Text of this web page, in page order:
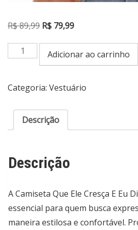
R$89,99 O
original
era:
R$ 89,99.
R$ 79,99O
atual
é:
R$ 79,99.
Camiseta
Que
Cresça
E
Diminua
Frases
Adicionar ao carrinho
Categoria: Vestuário
Descrição
Descrição
A Camiseta Que Ele Cresça E Eu
essencial para quem busca
maneira estilosa e confortável.